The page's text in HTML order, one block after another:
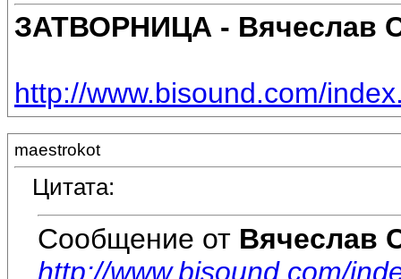
ЗАТВОРНИЦА - Вячеслав
http://www.bisound.com/
maestrokot
Цитата:
Сообщение от Вячеслав
http://www.bisound.com/